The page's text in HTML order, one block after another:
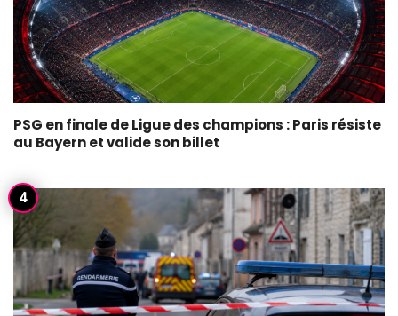
PSG en finale de Ligue des champions : Paris résiste
au Bayern et valide son billet